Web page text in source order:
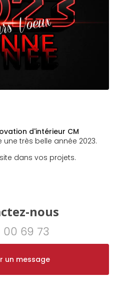
d'intérieur CM
très belle année 2023.
dans vos projets.
nous
00 69 73
un message